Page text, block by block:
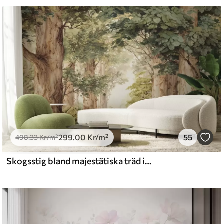
vatten.
379 /m²
and Stick
.00540.00Kr/m²
498.33Kr/m²299 .00 Kr/m² 55
Skogsstig bland majestätiska träd i akvarellstil